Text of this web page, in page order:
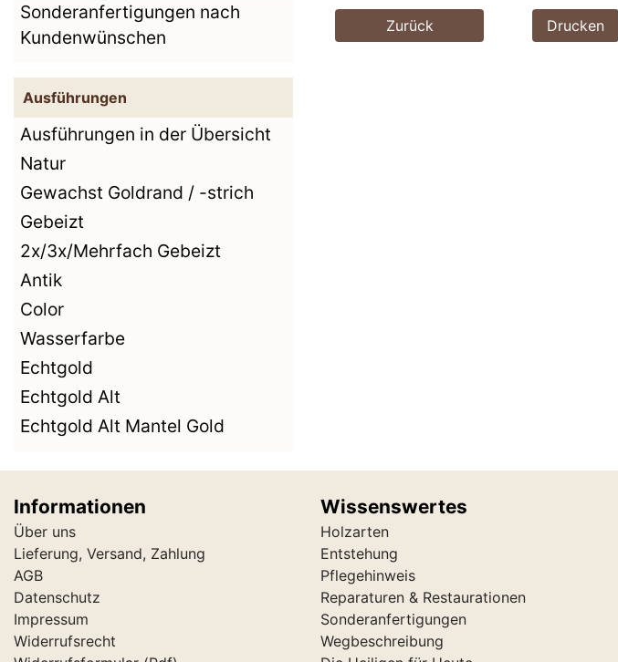
Sonderanfertigungen nach
Kundenwünschen
Ausführungen
Ausführungen in der Übersicht
Natur
Gewachst Goldrand / -strich
Gebeizt
2x/3x/Mehrfach Gebeizt
Antik
Color
Wasserfarbe
Echtgold
Echtgold Alt
Echtgold Alt Mantel Gold
Zurück Drucken
Informationen
Über uns
Lieferung, Versand, Zahlung
AGB
Datenschutz
Impressum
Widerrufsrecht
Wissenswertes
Holzarten
Entstehung
Pflegehinweis
Reparaturen & Restaurationen
Sonderanfertigungen
Wegbeschreibung